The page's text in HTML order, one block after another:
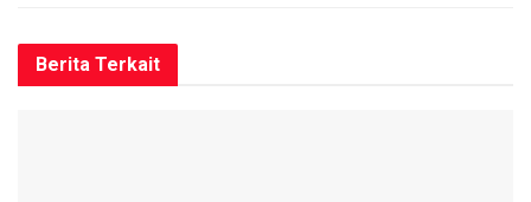
Tags: Irwasda Polda Papua
Berita Terkait